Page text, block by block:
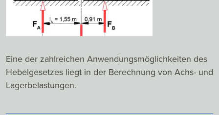
Eine der zahlreichen Anwendungsmöglichkeiten des
Hebelgesetzes liegt in der Berechnung von Achs- und
Lagerbelastungen.